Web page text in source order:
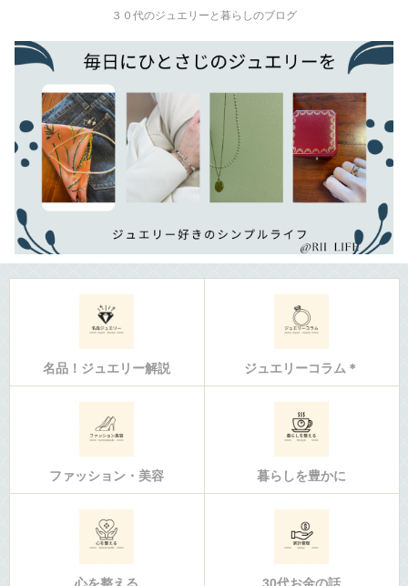
３０代のジュエリーと暮らしのブログ
名品！ジュエリー解説 ジュエリーコラム＊
ファッション・美容 暮らしを豊かに